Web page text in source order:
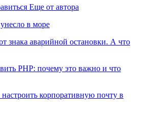
Еще от автора
в море
знака аварийной остановки. А что
PHP: почему это важно и что
корпоративную почту в